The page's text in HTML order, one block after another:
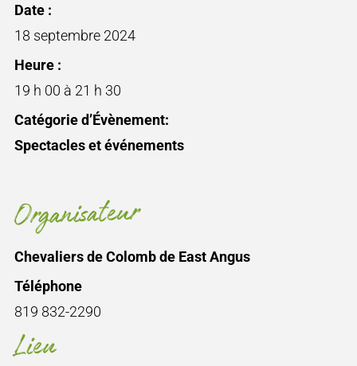
Date :
18 septembre 2024
Heure :
19 h 00 à 21 h 30
Catégorie d’Évènement:
Spectacles et événements
Lieu
Organisateur
Chevaliers de Colomb de East Angus
Téléphone
819 832-2290